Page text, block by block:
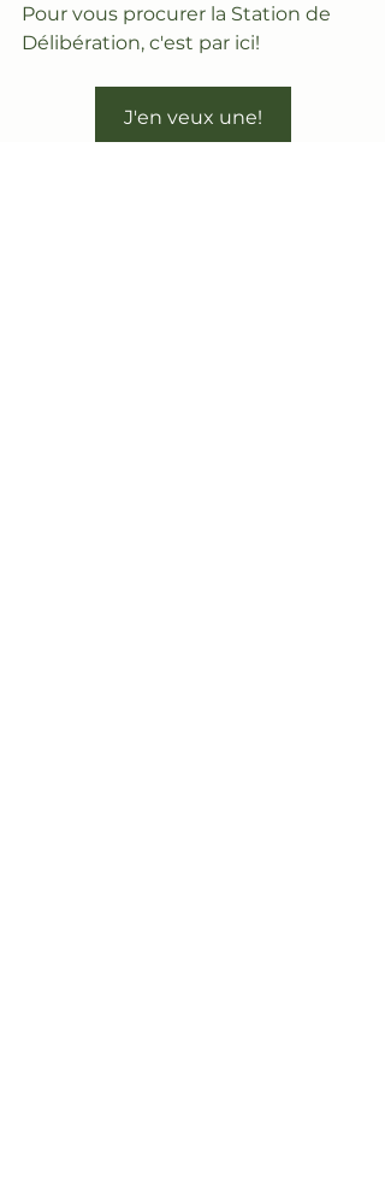
Pour vous procurer la Station de
Délibération, c'est par ici!
J'en veux une!